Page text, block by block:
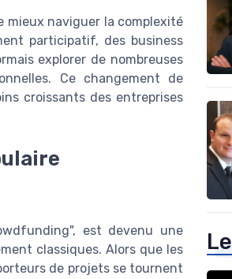
mieux naviguer la complexité
participatif, des business
explorer de nombreuses
Ce changement de
croissants des entreprises
est devenu une
classiques. Alors que les
de projets se tournent